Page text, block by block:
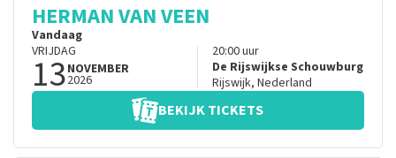
HERMAN VAN VEEN
Vandaag
VRIJDAG
13NOVEMBER
2026
20:00uur
De Rijswijkse Schouwburg
Rijswijk, Nederland
BEKIJK TICKETS